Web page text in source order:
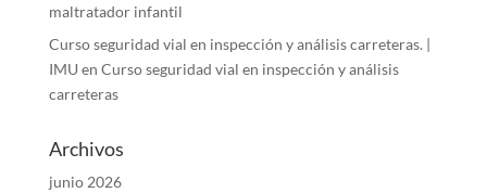
maltratador infantil
Curso seguridad vial en inspección y análisis carreteras. |
IMU en Curso seguridad vial en inspección y análisis
carreteras
Archivos
junio 2026